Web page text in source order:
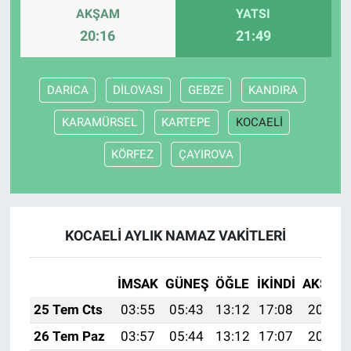
AKŞAM
20:16
YATSI
21:49
DARICA DİLOVASI GEBZE KANDIRA
KARAMÜRSEL KARTEPE KOCAELİ
KÖRFEZ ÇAYIROVA
KOCAELİ AYLIK NAMAZ VAKITLERI
İMSAK GÜNEŞ ÖĞLE İKINDI AKŞAM
25 Tem Cts
03:55 05:43 13:12 17:08
20:31
26 Tem Paz
03:57 05:44 13:12 17:07 20:30